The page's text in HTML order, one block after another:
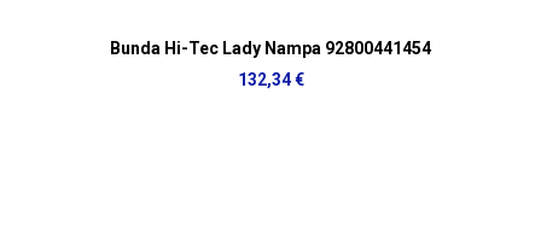
Bunda Hi-Tec Lady Nampa 92800441454
132,34 €